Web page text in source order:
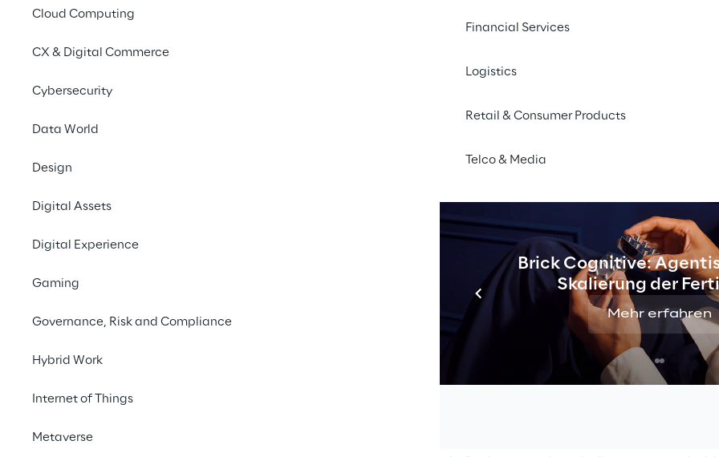
Cloud Computing
CX & Digital Commerce
Cybersecurity
Data World
Design
Digital Assets
Digital Experience
Gaming
Governance, Risk and Compliance
Hybrid Work
Internet of Things
Metaverse
Financial Services
Logistics
Retail & Consumer Products
Telco & Media
Brick Cognitive:
Skalierung der
Mehr erfahren
griechische Hellenic Medicines Verification System (HMVS) erfolgreich in
integriert und planmäßig eingeführt. Diese Entwicklung stärkt die
Sicherheitsinfrastruktur in Griechenland und schützt die Bevölkerung vor
Bedrohung durch gefälschte Arzneimittel.
Das HMVS ist seit Februar 2025 voll funktionsfähig und vernetzt rund
Großhändler im ganzen Land. Ein Vorteil des Systems ist, dass es in das
Erstattungssystem integriert ist. Solidsoft Reply hat eng mit dem HMVO
um alle regulatorischen, technologischen und operativen Anforderungen zu